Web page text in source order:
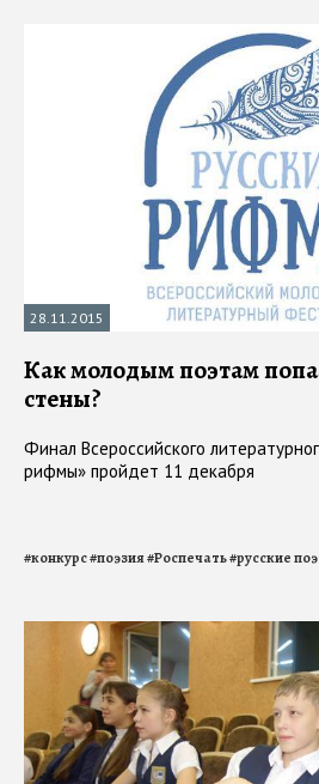
28.11.2015
Как молодым поэтам
стены?
Финал Всероссийского
рифмы» пройдет 11 декабря
#конкурс#поэзия#Роспечать#русские